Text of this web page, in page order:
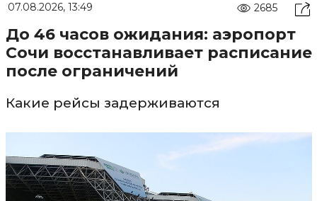
07.08.2026, 13:49 2685
До 46 часов ожидания: аэропорт
Сочи восстанавливает расписание
после ограничений
Какие рейсы задерживаются